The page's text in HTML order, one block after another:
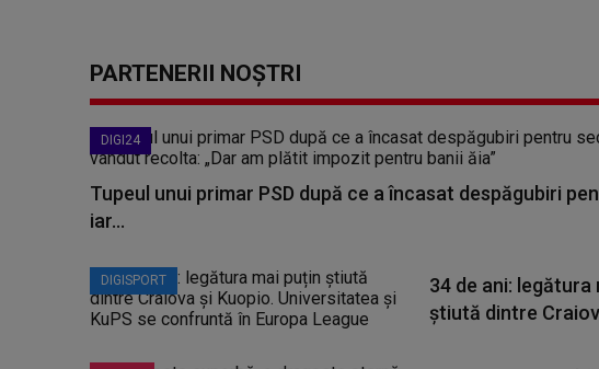
PARTENERII NOȘTRI
DIGI24
Tupeul unui primar PSD după ce a încasat despăgubiri
iar...
DIGISPORT
34 de ani: legătura
știută dintre